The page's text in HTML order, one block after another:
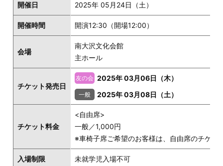
開催日 2025年 05月24日（土）
開催時間 開演12:30（開場12:00）
会場
南大沢文化会館
主ホール
チケット発売日
2025年 03月06日（木）
2025年 03月08日（土）
チケット料金
<自由席>
一般／1,000円
※車椅子席ご希望のお客様は、自由席のチケ
入場制限 未就学児入場不可